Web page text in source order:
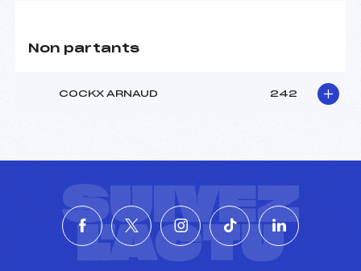
Non partants
COCKX ARNAUD 242
SUIVEZ
L'ACTU